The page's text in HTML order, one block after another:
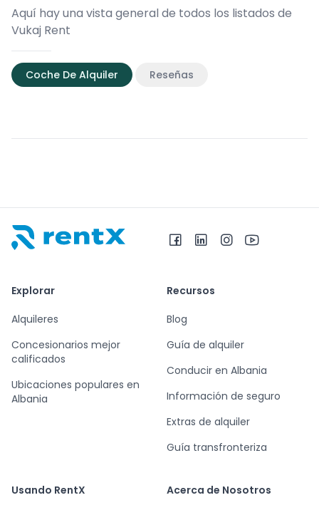
Aquí hay una vista general de todos los listados de
Vukaj Rent
Coche De Alquiler Reseñas
Explorar
Alquileres
Concesionarios mejor
calificados
Ubicaciones populares en
Albania
Recursos
Blog
Guía de alquiler
Conducir en Albania
Información de seguro
Extras de alquiler
Guía transfronteriza
Usando RentX
Acerca de Nosotros